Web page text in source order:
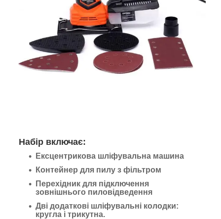
Набір включає:
Ексцентрикова шліфувальна машина
Контейнер для пилу з фільтром
Перехідник для підключення
зовнішнього пиловідведення
Дві додаткові шліфувальні колодки:
кругла і трикутна.